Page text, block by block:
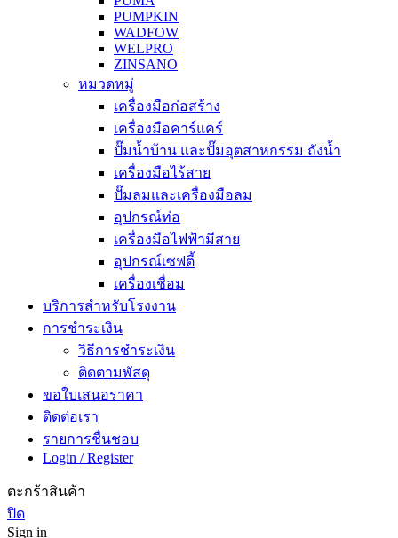
PUMPKIN
WADFOW
WELPRO
ZINSANO
หมวดหมู่
เครื่องมือก่อสร้าง
เครื่องมือคาร์แคร์
ปั๊มน้ำบ้าน และปั๊มอุตสาหกรรม ถังน้ำ
เครื่องมือไร้สาย
ปั๊มลมและเครื่องมือลม
อุปกรณ์ท่อ
เครื่องมือไฟฟ้ามีสาย
อุปกรณ์เซฟตี้
เครื่องเชื่อม
บริการสำหรับโรงงาน
การชำระเงิน
วิธีการชำระเงิน
ติดตามพัสดุ
ขอใบเสนอราคา
ติดต่อเรา
รายการชื่นชอบ
Login / Register
ตะกร้าสินค้า
ปิด
Sign in